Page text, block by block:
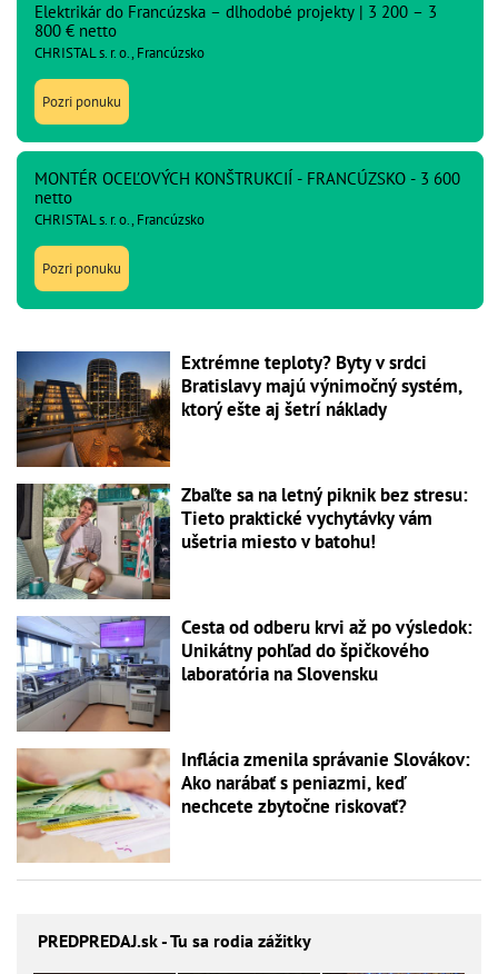
Elektrikár do Francúzska – dlhodobé projekty | 3 200 – 3
800 € netto
CHRISTAL s. r. o., Francúzsko
Pozri ponuku
MONTÉR OCEĽOVÝCH KONŠTRUKCIÍ - FRANCÚZSKO - 3 600
netto
CHRISTAL s. r. o., Francúzsko
Pozri ponuku
Extrémne teploty? Byty v srdci
Bratislavy majú výnimočný systém,
ktorý ešte aj šetrí náklady
Zbaľte sa na letný piknik bez stresu:
Tieto praktické vychytávky vám
ušetria miesto v batohu!
Cesta od odberu krvi až po výsledok:
Unikátny pohľad do špičkového
laboratória na Slovensku
Inflácia zmenila správanie Slovákov:
Ako narábať s peniazmi, keď
nechcete zbytočne riskovať?
PREDPREDAJ.sk - Tu sa rodia zážitky